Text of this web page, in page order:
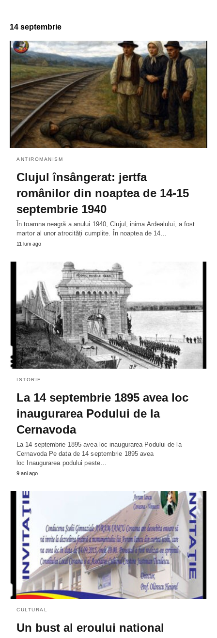
14 septembrie
ANTIROMANISM
Clujul însângerat: jertfa
românilor din noaptea de 14-15
septembrie 1940
În toamna neagră a anului 1940, Clujul, inima Ardealului, a fost
martor al unor atrocități cumplite. În noaptea de 14…
11 luni ago
ISTORIE
La 14 septembrie 1895 avea loc
inaugurarea Podului de la
Cernavoda
La 14 septembrie 1895 avea loc inaugurarea Podului de la
Cernavoda Pe data de 14 septembrie 1895 avea
loc Inaugurarea podului peste…
9 ani ago
CULTURAL
Un bust al eroului national